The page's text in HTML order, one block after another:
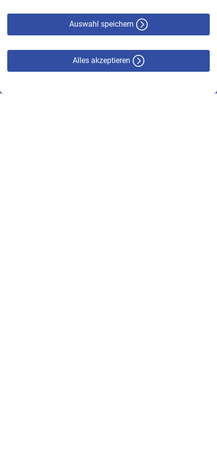
Auswahl speichern
Alles akzeptieren
© VBL 2026